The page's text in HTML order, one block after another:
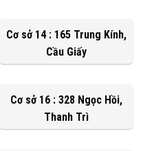
Cơ sở 14 : 165 Trung Kính,
Cầu Giấy
Cơ sở 16 : 328 Ngọc Hồi,
Thanh Trì